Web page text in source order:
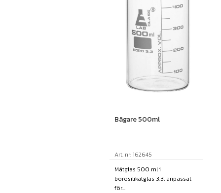
Bägare 500ml
Art. nr: 162645
Mätglas 500 ml i
borosilikatglas 3.3, anpassat
för...